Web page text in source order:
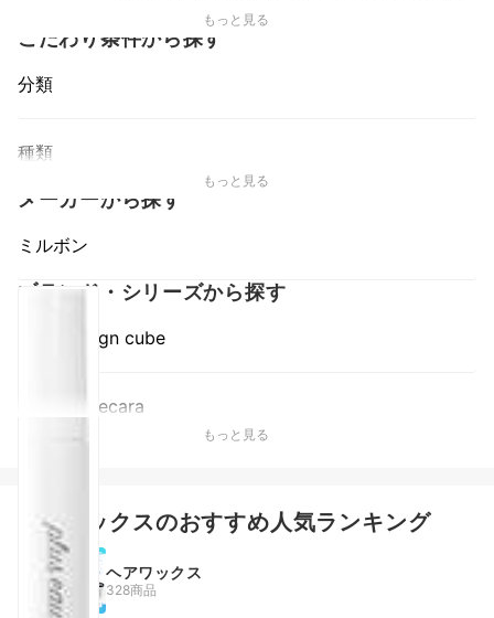
ンオーシャン, AQUA・NOA | ナチュラルバーム, KOKOBUY | ヘアワ
ックス
もっと見る
こだわり条件から探す
分類
種類
もっと見る
メーカーから探す
ミルボン
ブランド・シリーズから探す
uevo design cube
Uevo Jouecara
もっと見る
ヘアワックスのおすすめ人気ランキング
ヘアワックス
328商品